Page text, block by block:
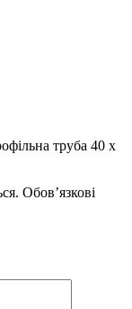
труба 40 x
Обов’язкові